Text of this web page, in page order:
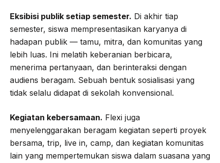
Eksibisi publik setiap semester. Di akhir tiap
semester, siswa mempresentasikan karyanya di
hadapan publik — tamu, mitra, dan komunitas yang
lebih luas. Ini melatih keberanian berbicara,
menerima pertanyaan, dan berinteraksi dengan
audiens beragam. Sebuah bentuk sosialisasi yang
tidak selalu didapat di sekolah konvensional.
Kegiatan kebersamaan. Flexi juga
menyelenggarakan beragam kegiatan seperti proyek
bersama, trip, live in, camp, dan kegiatan komunitas
lain yang mempertemukan siswa dalam suasana yang